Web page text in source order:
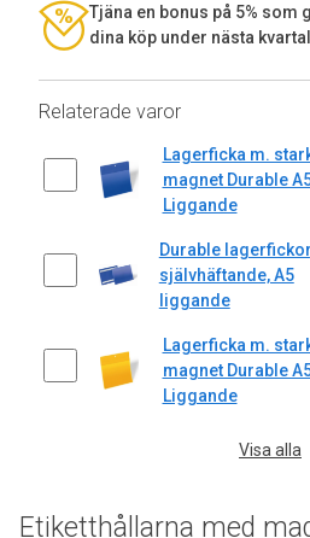
Etiketthållarna med
Tjäna en bonus på 5% som
dina köp under nästa
Relaterade varor
Lagerficka m.
magnet Durable
Liggande
Durable
självhäftande, A5
liggande
Lagerficka m.
magnet Durable
Liggande
Visa alla